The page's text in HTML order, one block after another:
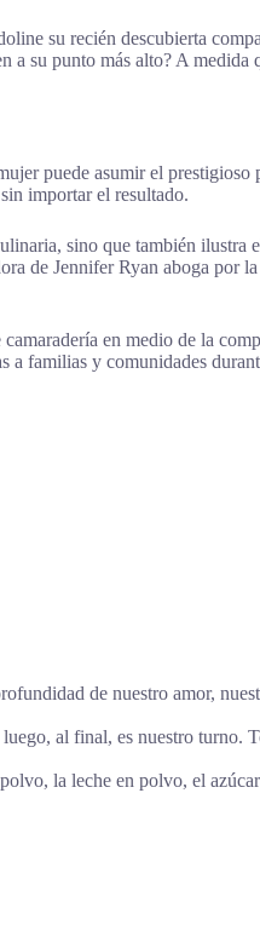
su recién descubierta
su punto más alto? A
puede asumir el
importar el resultado.
sino que también
de Jennifer Ryan aboga por
en medio de la
familias y comunidades
de nuestro amor,
al final, es nuestro turno.
la leche en polvo, el